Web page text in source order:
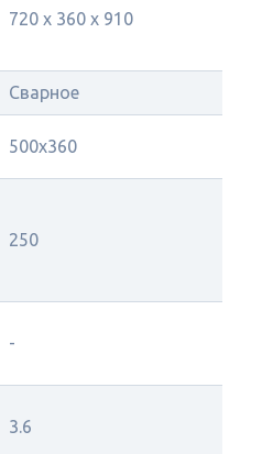
720 х 360 х 910
Сварное
500х360
250
-
3.6